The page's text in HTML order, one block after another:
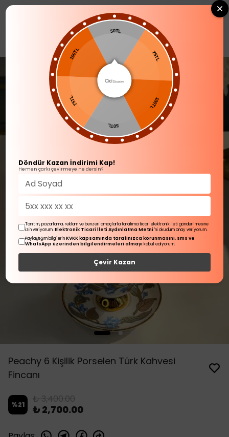
0
Peachy 6 Kişilik Porselen Türk Kahvesi
Fincanı
%21 ₺ 3,400.00
₺ 2,700.00
50TL
75TL
100TL
50TL
75TL
100TL
Döndür Kazan İndirimi Kap!
Hemen çarkı çevirmeye ne dersin?
Tanıtım, pazarlama, reklam ve benzeri amaçlarla tarafıma ticari elektronik ileti gönderilmesine
izin veriyorum.Elektronik Ticari İleti Aydınlatma Metni 'ni okudum onay veriyorum.
Paylaştığım bilgilerinKVKK kapsamında tarafınızca korunmasını, sms ve
WhatsApp üzerinden bilgilendirmeleri almayı kabul ediyorum.
Çevir Kazan